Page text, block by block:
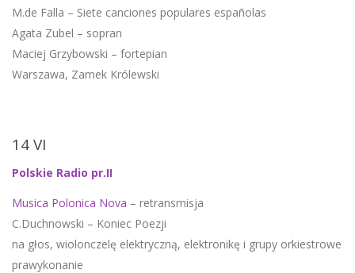
M.de Falla – Siete canciones populares españolas
Agata Zubel – sopran
Maciej Grzybowski – fortepian
Warszawa, Zamek Królewski
14 VI
Polskie Radio pr.II
Musica Polonica Nova – retransmisja
C.Duchnowski – Koniec Poezji
na głos, wiolonczelę elektryczną, elektronikę i grupy orkiestrowe
prawykonanie